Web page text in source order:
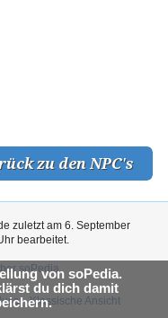
von soPedia.
du dich damit
zuletzt am 6. September
bearbeitet.
soPedia
Klassische Ansicht